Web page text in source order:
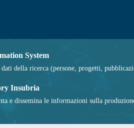
System
della ricerca (persone, progetti,
Insubria
e dissemina le informazioni sulla